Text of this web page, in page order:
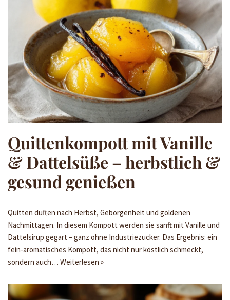
Quittenkompott mit Vanille
& Dattelsüße – herbstlich &
gesund genießen
Quitten duften nach Herbst, Geborgenheit und goldenen
Nachmittagen. In diesem Kompott werden sie sanft mit Vanille und
Dattelsirup gegart – ganz ohne Industriezucker. Das Ergebnis: ein
fein-aromatisches Kompott, das nicht nur köstlich schmeckt,
sondern auch… Weiterlesen »